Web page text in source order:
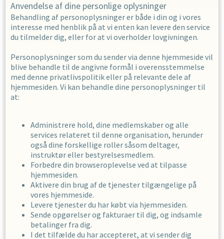
Anvendelse af dine personlige oplysninger
Behandling af personoplysninger er både i din og i vores
interesse med henblik på at vi enten kan levere den service
du tilmelder dig, eller for at vi overholder lovgivningen.
Personoplysninger som du sender via denne hjemmeside vil
blive behandle til de angivne formål i overensstemmelse
med denne privatlivspolitik eller på relevante dele af
hjemmesiden. Vi kan behandle dine personoplysninger til
at:
Administrere hold, dine medlemskaber og alle
services relateret til denne organisation, herunder
også dine forskellige roller såsom deltager,
instruktør eller bestyrelsesmedlem.
Forbedre din browseroplevelse ved at tilpasse
hjemmesiden.
Aktivere din brug af de tjenester tilgængelige på
vores hjemmeside.
Levere tjenester du har købt via hjemmesiden.
Sende opgørelser og fakturaer til dig, og indsamle
betalinger fra dig.
I det tilfælde du har accepteret, at vi sender dig